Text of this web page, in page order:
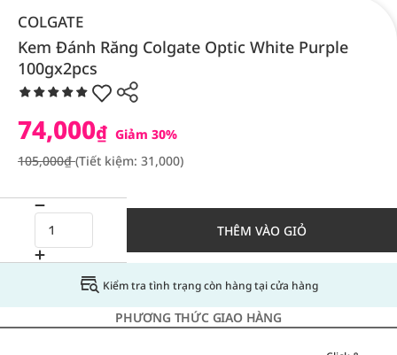
COLGATE
Kem Đánh Răng Colgate Optic White Purple
100gx2pcs
74,000₫ Giảm 30%
105,000₫(Tiết kiệm: 31,000)
THÊM VÀO GIỎ
Kiểm tra tình trạng còn hàng tại cửa hàng
PHƯƠNG THỨC GIAO HÀNG